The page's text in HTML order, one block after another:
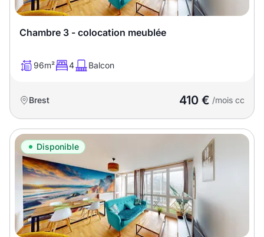
Chambre 3 - colocation meublée
96m² 4 Balcon
Brest 410 € /mois cc
Disponible